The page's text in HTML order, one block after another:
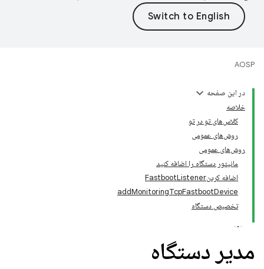
AOSP
در این صفحه
خلاصه
کلاس‌های تو در تو
روش‌های عمومی
روش‌های عمومی
مانیتور دستگاه را اضافه کنید
اضافه کردنFastbootListener
addMonitoringTcpFastbootDevice
تخصیص دستگاه
مدیر دستگاه